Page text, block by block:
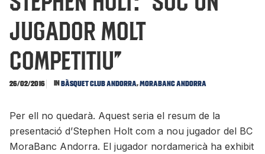
jugador molt
competitiu”
26/02/2016 InBàsquet Club Andorra,MoraBanc Andorra
Per ell no quedarà. Aquest seria el resum de la
presentació d’Stephen Holt com a nou jugador del BC
MoraBanc Andorra. El jugador nordamericà ha exhibit